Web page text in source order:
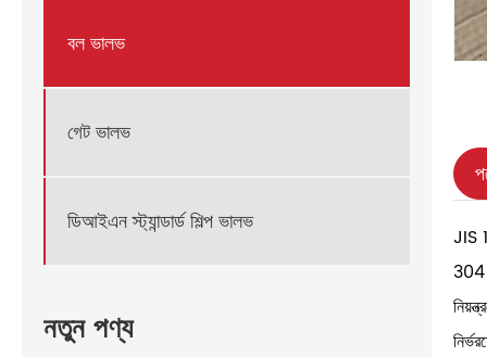
বল ভালভ
গেট ভালভ
ডিআইএন স্ট্যান্ডার্ড শিল্প ভালভ
নতুন পণ্য
JIS
304